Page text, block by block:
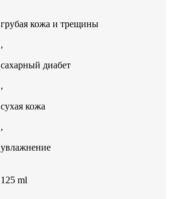
грубая кожа и трещины
,
сахарный диабет
,
сухая кожа
,
увлажнение
125 ml